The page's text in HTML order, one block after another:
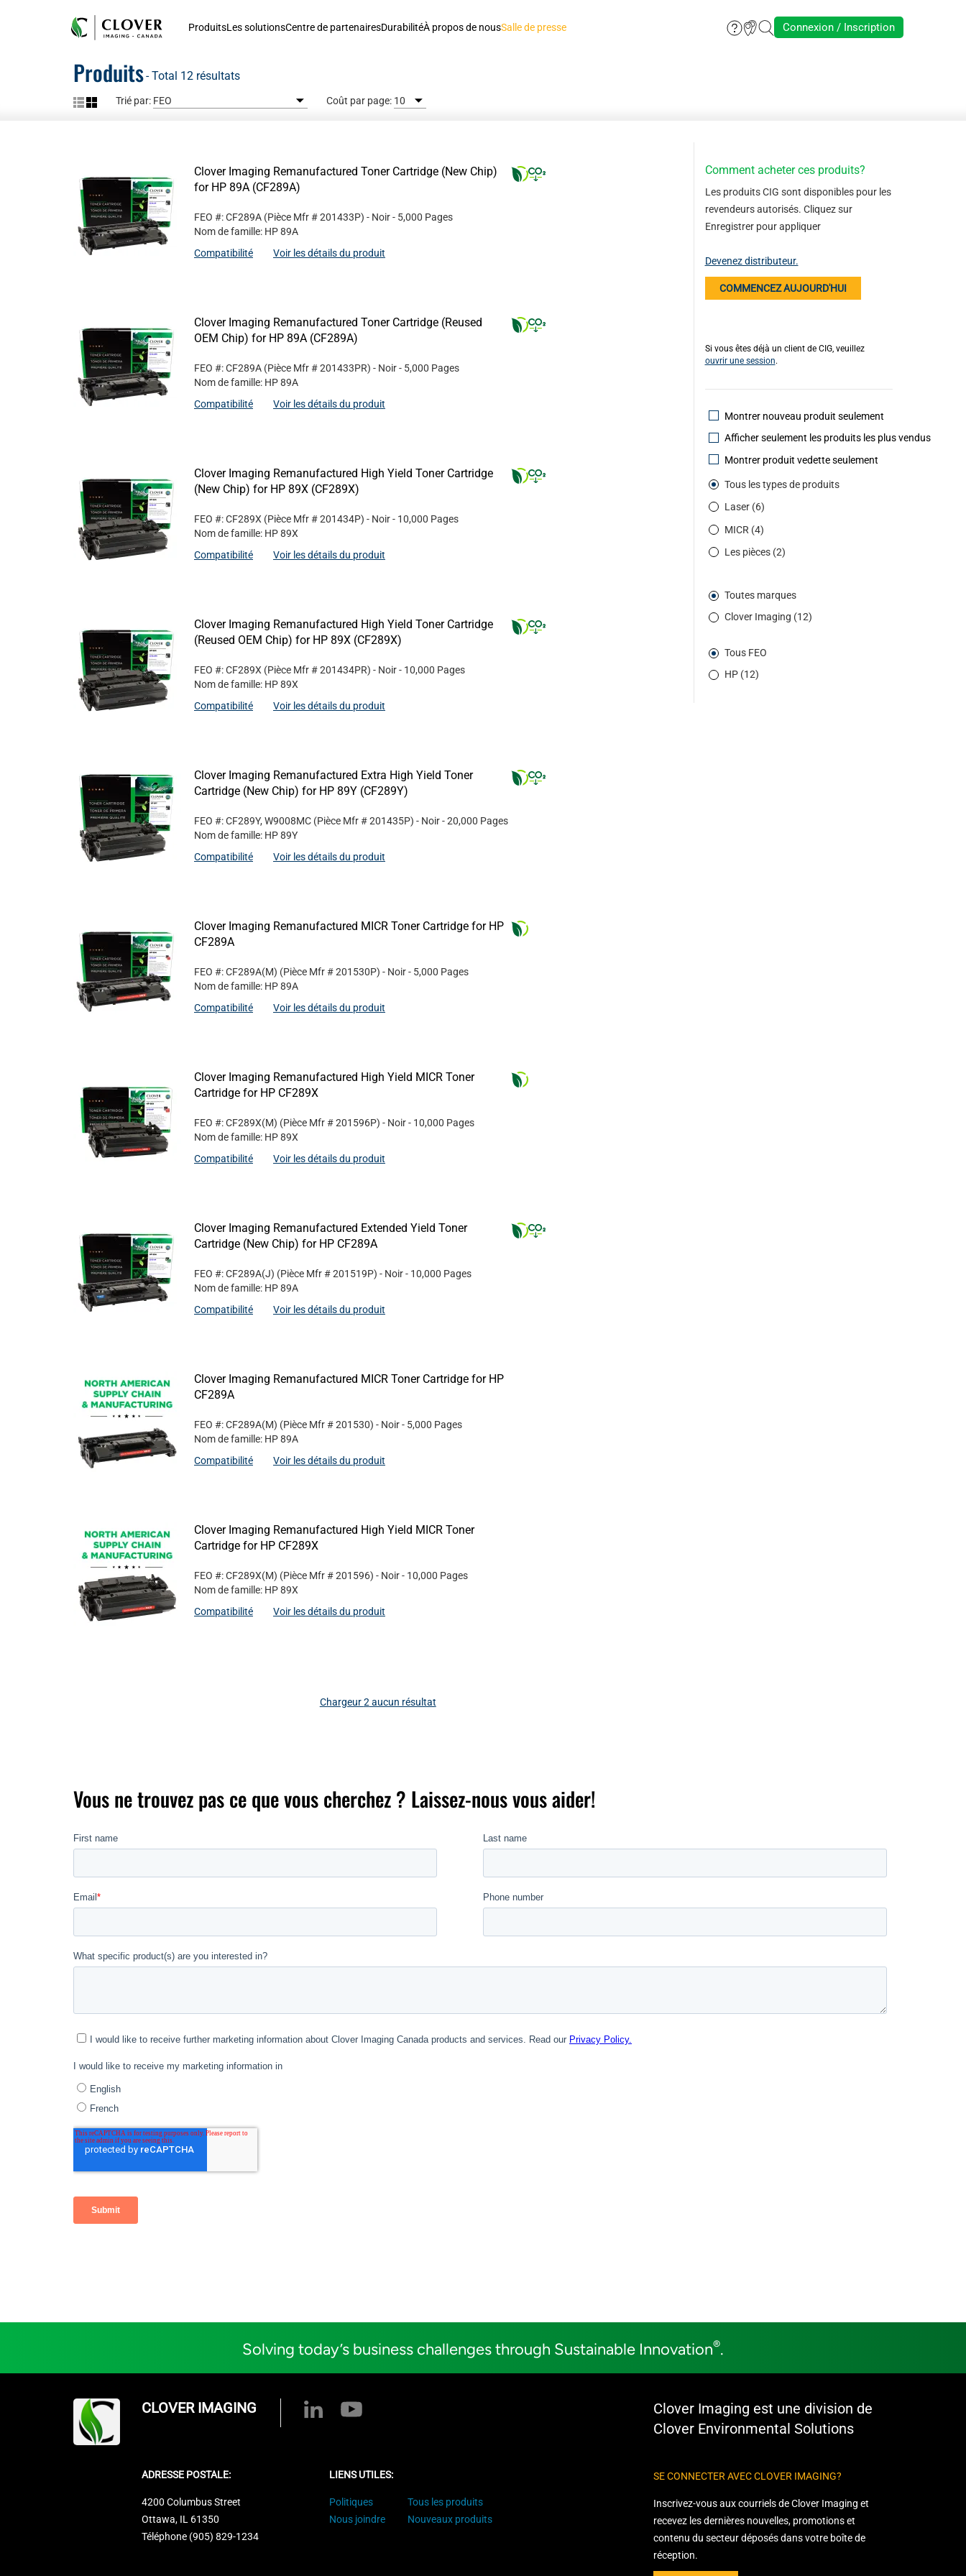
Connexion / Inscription
ProduitsLes solutionsCentre de partenairesDurabilitéÀ propos de nousSalle de presse
Produits- Total 12 résultats
Trié par: Coût par page:
Comment acheter ces produits?
Les produits CIG sont disponibles pour les
revendeurs autorisés. Cliquez sur
Enregistrer pour appliquer
Devenez distributeur.
COMMENCEZ AUJOURD'HUI
Si vous êtes déjà un client de CIG, veuillez
ouvrir une session.
Montrer nouveau produit seulement
Afficher seulement les produits les plus vendus
Montrer produit vedette seulement
Tous les types de produits
Laser (6)
MICR (4)
Les pièces (2)
Toutes marques
Clover Imaging (12)
Tous FEO
HP (12)
Clover Imaging Remanufactured Toner Cartridge (New Chip)
for HP 89A (CF289A)
FEO #: CF289A (Pièce Mfr #201433P) - Noir- 5,000 Pages
Nom de famille: HP 89A
Compatibilité
Voir les détails du produit
Clover Imaging Remanufactured Toner Cartridge (Reused
OEM Chip) for HP 89A (CF289A)
FEO #: CF289A (Pièce Mfr #201433PR) - Noir- 5,000 Pages
Nom de famille: HP 89A
Compatibilité
Voir les détails du produit
Clover Imaging Remanufactured High Yield Toner Cartridge
(New Chip) for HP 89X (CF289X)
FEO #: CF289X (Pièce Mfr #201434P) - Noir- 10,000 Pages
Nom de famille: HP 89X
Compatibilité
Voir les détails du produit
Clover Imaging Remanufactured High Yield Toner Cartridge
(Reused OEM Chip) for HP 89X (CF289X)
FEO #: CF289X (Pièce Mfr #201434PR) - Noir- 10,000 Pages
Nom de famille: HP 89X
Compatibilité
Voir les détails du produit
Clover Imaging Remanufactured Extra High Yield Toner
Cartridge (New Chip) for HP 89Y (CF289Y)
FEO #: CF289Y, W9008MC (Pièce Mfr #201435P) - Noir- 20,000 Pages
Nom de famille: HP 89Y
Compatibilité
Voir les détails du produit
Clover Imaging Remanufactured MICR Toner Cartridge for HP
CF289A
FEO #: CF289A(M) (Pièce Mfr #201530P) - Noir- 5,000 Pages
Nom de famille: HP 89A
Compatibilité
Voir les détails du produit
Clover Imaging Remanufactured High Yield MICR Toner
Cartridge for HP CF289X
FEO #: CF289X(M) (Pièce Mfr #201596P) - Noir- 10,000 Pages
Nom de famille: HP 89X
Compatibilité
Voir les détails du produit
Clover Imaging Remanufactured Extended Yield Toner
Cartridge (New Chip) for HP CF289A
FEO #: CF289A(J) (Pièce Mfr #201519P) - Noir- 10,000 Pages
Nom de famille: HP 89A
Compatibilité
Voir les détails du produit
Clover Imaging Remanufactured MICR Toner Cartridge for HP
CF289A
FEO #: CF289A(M) (Pièce Mfr #201530) - Noir- 5,000 Pages
Nom de famille: HP 89A
Compatibilité
Voir les détails du produit
Clover Imaging Remanufactured High Yield MICR Toner
Cartridge for HP CF289X
FEO #: CF289X(M) (Pièce Mfr #201596) - Noir- 10,000 Pages
Nom de famille: HP 89X
Compatibilité
Voir les détails du produit
Chargeur2 aucun résultat
Vous ne trouvez pas ce que vous cherchez ? Laissez-nous vous aider!
Solving today’s business challenges through Sustainable Innovation®.
CLOVER IMAGING
Clover Imaging est une division de
Clover Environmental Solutions
ADRESSE POSTALE:
4200 Columbus Street
Ottawa, IL 61350
Téléphone (905) 829-1234
LIENS UTILES:
Politiques
Nous joindre
Tous les produits
Nouveaux produits
SE CONNECTER AVEC CLOVER IMAGING?
Inscrivez-vous aux courriels de Clover Imaging et
recevez les dernières nouvelles, promotions et
contenu du secteur déposés dans votre boîte de
réception.